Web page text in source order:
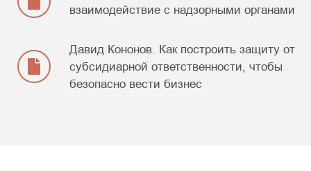
взаимодействие с надзорными органами
Давид Кононов. Как построить защиту от
субсидиарной ответственности, чтобы
безопасно вести бизнес